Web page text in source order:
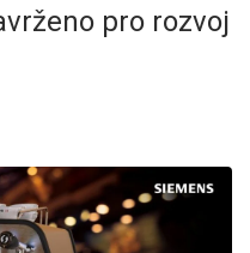
pro rozvoj